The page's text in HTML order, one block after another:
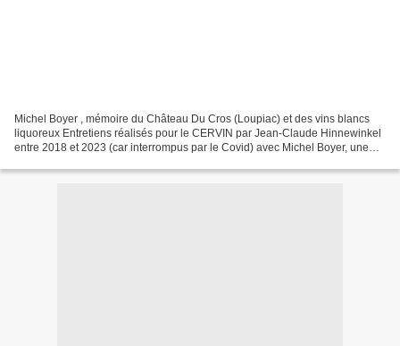
Michel Boyer , mémoire du Château Du Cros (Loupiac) et des vins blancs
liquoreux Entretiens réalisés pour le CERVIN par Jean-Claude Hinnewinkel
entre 2018 et 2023 (car interrompus par le Covid) avec Michel Boyer, une